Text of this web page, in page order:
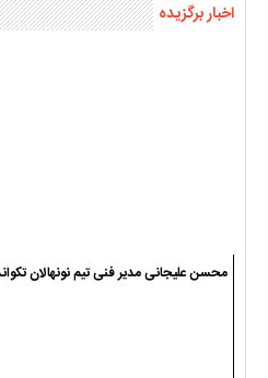
اخبار برگزیده
محسن علیجانی مدیر فنی تیم نونهالان